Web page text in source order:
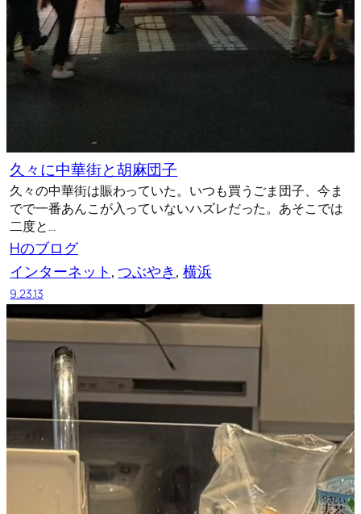
久々に中華街と胡麻団子
久々の中華街は賑わっていた。いつも買うごま団子、今ま
でで一番あんこが入っていないハズレだった。あそこでは
二度と…
Hのブログ
インターネット, つぶやき, 横浜
9.23.13